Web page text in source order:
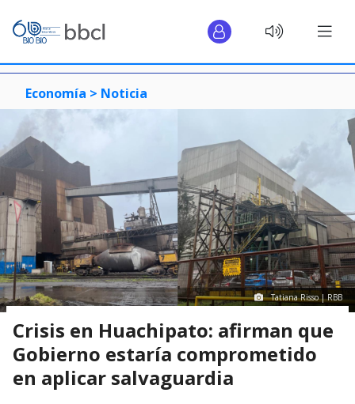
Economía > Noticia
Tatiana Risso | RBB
Crisis en Huachipato: afirman que
Gobierno estaría comprometido
en aplicar salvaguardia